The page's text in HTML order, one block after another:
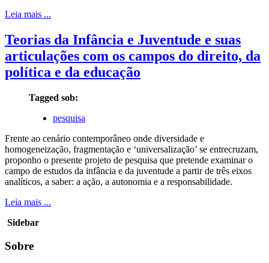
Leia mais ...
Teorias da Infância e Juventude e suas
articulações com os campos do direito, da
política e da educação
Tagged sob:
pesquisa
Frente ao cenário contemporâneo onde diversidade e
homogeneização, fragmentação e ‘universalização’ se entrecruzam,
proponho o presente projeto de pesquisa que pretende examinar o
campo de estudos da infância e da juventude a partir de três eixos
analíticos, a saber: a ação, a autonomia e a responsabilidade.
Leia mais ...
Sidebar
Sobre